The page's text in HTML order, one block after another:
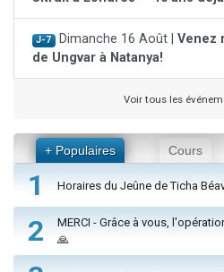
J-7 Dimanche 16 Août | Venez
de Ungvar à Natanya!
Voir tous les
+ Populaires Cours
1 Horaires du Jeûne de Ticha
2
MERCI - Grâce à vous,
🙏